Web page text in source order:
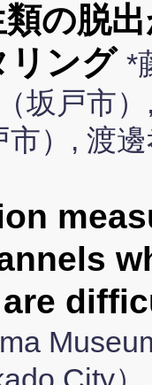
の脱
リング *
坂戸市
）, 渡